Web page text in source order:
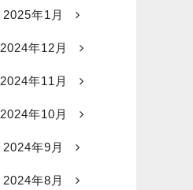
2025年1月
2024年12月
2024年11月
2024年10月
2024年9月
2024年8月